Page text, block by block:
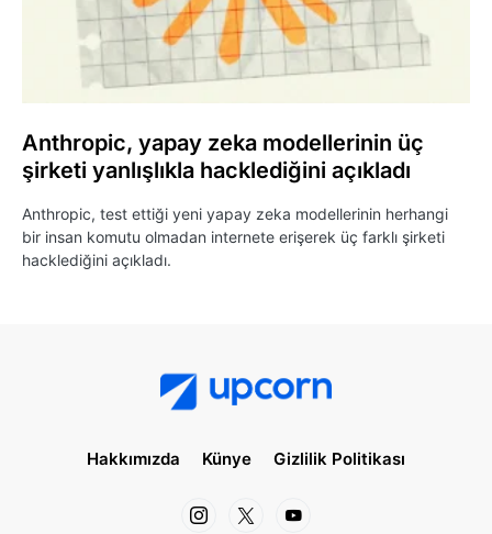
Anthropic, yapay zeka modellerinin üç
şirketi yanlışlıkla hacklediğini açıkladı
Anthropic, test ettiği yeni yapay zeka modellerinin herhangi
bir insan komutu olmadan internete erişerek üç farklı şirketi
hacklediğini açıkladı.
Hakkımızda Künye Gizlilik Politikası